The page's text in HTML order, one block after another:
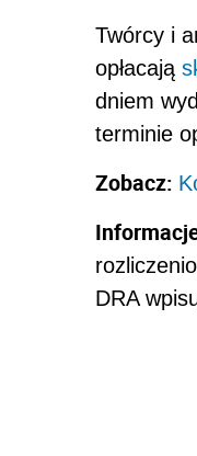
Twórcy i
opłacają
dniem
terminie
Zobacz:
DRA